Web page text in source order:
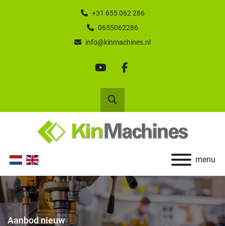
+31 655 062 286
0655062286
info@kinmachines.nl
youtubefacebook
Zoek
menu
Aanbod nieuw